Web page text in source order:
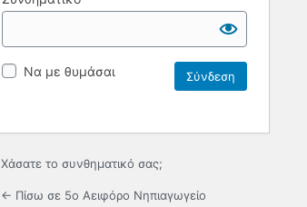
Να με θυμάσαι
Χάσατε το συνθηματικό σας;
← Πίσω σε 5ο Αειφόρο Νηπιαγωγείο